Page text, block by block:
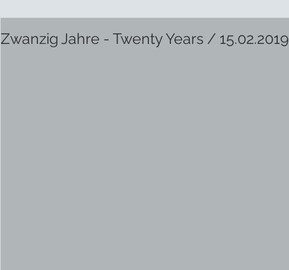
Zwanzig Jahre - Twenty Years / 15.02.2019